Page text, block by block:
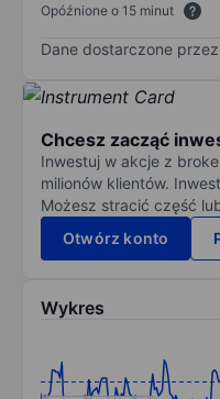
Opóźnione o 15 minut
Dane dostarczone przez
Chcesz zacząć
Inwestuj w akcje z
milionów klientów.
Możesz stracić część
Otwórz konto
Wykres
Line chart with 201